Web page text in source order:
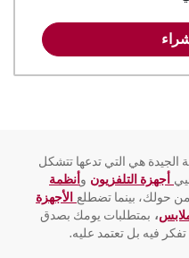
الجيدة هي التي تدعها تتشكل
أجهزة التلفزيون وأنظمة
حولك، بينما تضطلع الأجهزة
، بمتطلبات يومك بصدق
فيه بل تعتمد عليه.